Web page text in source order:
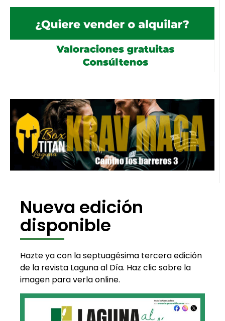
Nueva edición
disponible
Hazte ya con la septuagésima tercera edición
de la revista Laguna al Día. Haz clic sobre la
imagen para verla online.